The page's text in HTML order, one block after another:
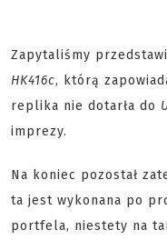
Zapytaliśmy
HK416c, którą
replika nie dotarła do
imprezy.
Na koniec pozostał
ta jest wykonana po
portfela, niestety na